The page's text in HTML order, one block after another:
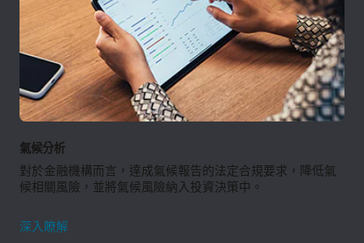
氣候分析
對於金融機構而言，達成氣候報告的法定合規要求，降低氣
候相關風險，並將氣候風險納入投資決策中。
深入瞭解